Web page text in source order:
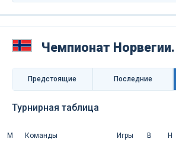
Чемпионат
Предстоящие Последниe
Турнирная таблица
М Команды Игры В Н